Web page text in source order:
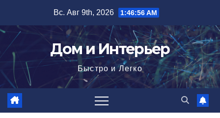
содержимому
Вс. Авг 9th, 2026 1:46:57 AM
Дом и Интерьер
Быстро и Легко